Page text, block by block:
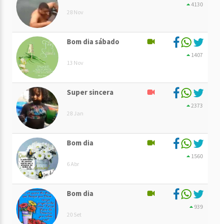
28 Nov
4130
Bom dia sábado
13 Nov
1407
Super sincera
28 Jan
2373
Bom dia
6 Abr
1560
Bom dia
20 Set
939